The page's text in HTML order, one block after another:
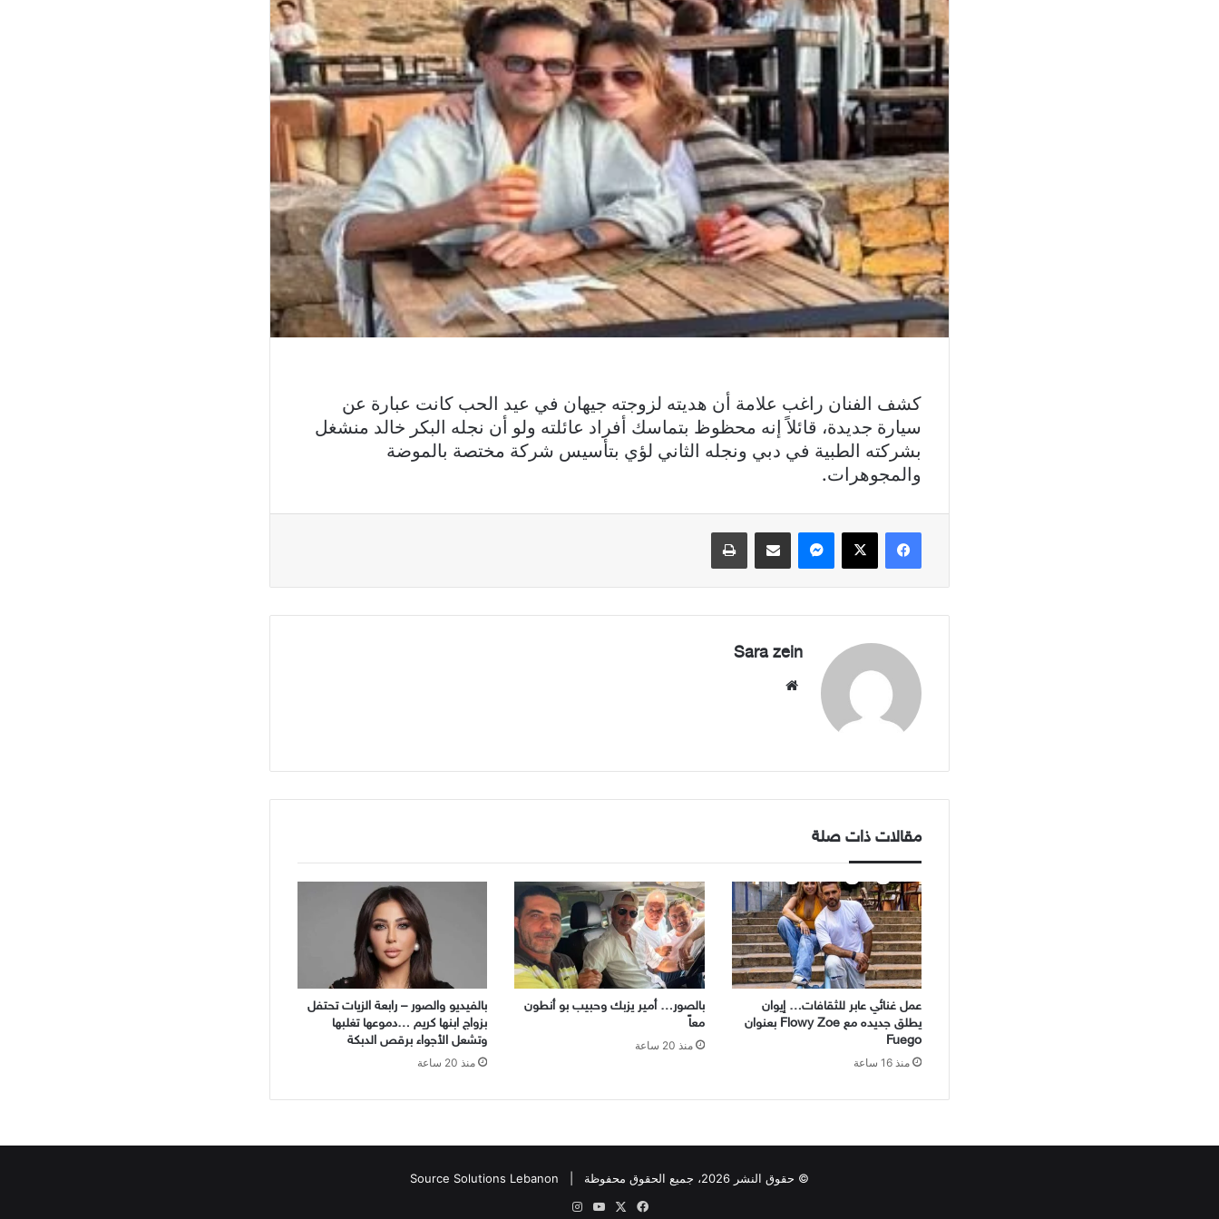
كشف الفنان راغب علامة أن هديته لزوجته جيهان في عيد الحب كانت عبارة عن
سيارة جديدة، قائلاً إنه محظوظ بتماسك أفراد عائلته ولو أن نجله البكر خالد منشغل
بشركته الطبية في دبي ونجله الثاني لؤي بتأسيس شركة مختصة بالموضة
والمجوهرات.
فيسبوك X ماسنجر مشاركة عبر البريد طباعة
Sara zein
مقالات ذات صلة
عمل غنائي عابر للثقافات… إيوان
يطلق جديده مع Flowy Zoe بعنوان
Fuego
منذ 16 ساعة
بالصور… أمير يزبك وحبيب بو أنطون
معاً
منذ 20 ساعة
بالفيديو والصور – رابعة الزيات تحتفل
بزواج ابنها كريم …دموعها تغلبها
وتشعل الأجواء برقص الدبكة
منذ 20 ساعة
© حقوق النشر 2026، جميع الحقوق محفوظة |
Source Solutions Lebanon
فيسبوك يوتيوبانستقرام